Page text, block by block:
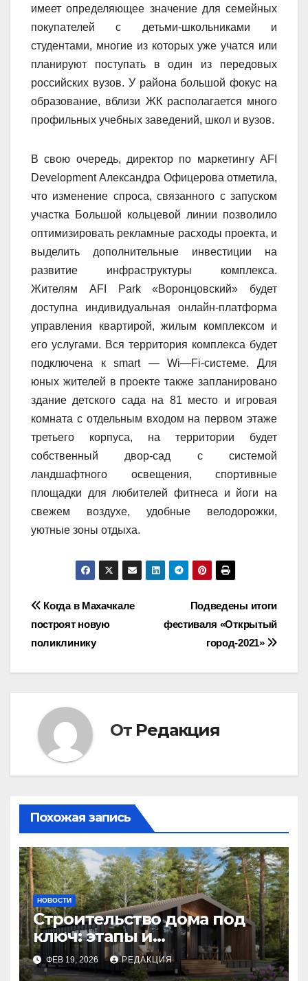
имеет определяющее значение для семейных
покупателей с детьми-школьниками и
студентами, многие из которых уже учатся или
планируют поступать в один из передовых
российских вузов. У района большой фокус на
образование, вблизи ЖК располагается много
профильных учебных заведений, школ и вузов.
В свою очередь, директор по маркетингу AFI
Development Александра Офицерова отметила,
что изменение спроса, связанного с запуском
участка Большой кольцевой линии позволило
оптимизировать рекламные расходы проекта, и
выделить дополнительные инвестиции на
развитие инфраструктуры комплекса.
Жителям AFI Park«Воронцовский» будет
доступна индивидуальная онлайн-платформа
управления квартирой, жилым комплексом и
его услугами. Вся территория комплекса будет
подключена кsmart—Wi—Fi-системе. Для
юных жителей в проекте также запланировано
здание детского сада на 81 место и игровая
комната с отдельным входом на первом этаже
третьего корпуса, на территории будет
собственный двор-сад с системой
ландшафтного освещения, спортивные
площадки для любителей фитнеса и йоги на
свежем воздухе, удобные велодорожки,
уютные зоны отдыха.
Навигация
по
записям
Подведены итоги
фестиваля «Открытый
город-2021»
Когда в Махачкале
построят новую
поликлинику
От Редакция
Похожая запись
НОВОСТИ
Строительство дома под
ключ: этапы и
планирование бюджета
ФЕВ 19, 2026 РЕДАКЦИЯ